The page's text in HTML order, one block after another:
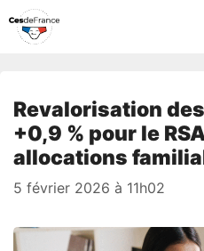
Aller
Revalorisation
+0,9 % pour le
allocations
5 février 2026 à 11h02